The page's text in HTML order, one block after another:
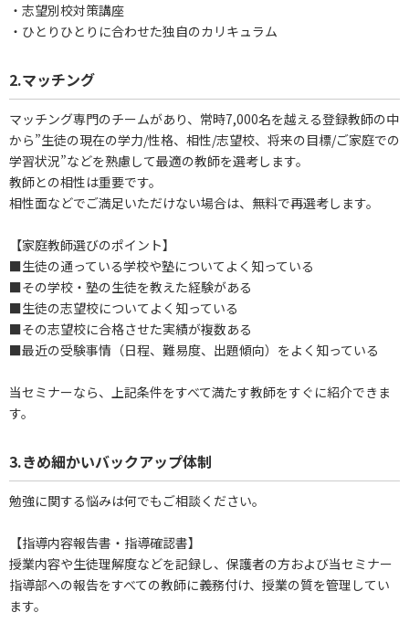
・志望別校対策講座
・ひとりひとりに合わせた独自のカリキュラム
2.マッチング
マッチング専門のチームがあり、常時7,000名を越える登録教師の中
から”生徒の現在の学力/性格、相性/志望校、将来の目標/ご家庭での
学習状況”などを熟慮して最適の教師を選考します。
教師との相性は重要です。
相性面などでご満足いただけない場合は、無料で再選考します。
【家庭教師選びのポイント】
■生徒の通っている学校や塾についてよく知っている
■その学校・塾の生徒を教えた経験がある
■生徒の志望校についてよく知っている
■その志望校に合格させた実績が複数ある
■最近の受験事情（日程、難易度、出題傾向）をよく知っている
当セミナーなら、上記条件をすべて満たす教師をすぐに紹介できま
す。
3.きめ細かいバックアップ体制
勉強に関する悩みは何でもご相談ください。
【指導内容報告書・指導確認書】
授業内容や生徒理解度などを記録し、保護者の方および当セミナー
指導部への報告をすべての教師に義務付け、授業の質を管理してい
ます。